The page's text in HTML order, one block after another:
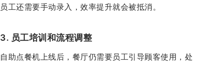
员工还需要手动录入，效率提升就会被抵消。
3. 员工培训和流程调整
自助点餐机上线后，餐厅仍需要员工引导顾客使用，处